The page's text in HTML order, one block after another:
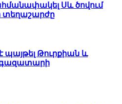
Սև ծովում
տեղաշարժը
պայթել Թուրքիան և
գազատարի